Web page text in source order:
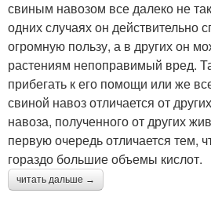
свиным навозом все далеко не
одних случаях он действительно
огромную пользу, а в других он
растениям непоправимый вред.
прибегать к его помощи или же
свиной навоз отличается от
навоза, полученного от других
первую очередь отличается тем,
гораздо большие объемы кислот.
читать дальше →